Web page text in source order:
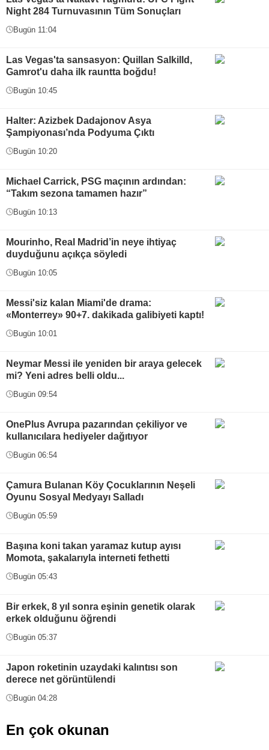
Night 284 Turnuvasının Tüm Sonuçları
Bugün 11:04
Las Vegas'ta sansasyon: Quillan Salkilld,
Gamrot'u daha ilk rauntta boğdu!
Bugün 10:45
Halter: Azizbek Dadajonov Asya
Şampiyonası’nda Podyuma Çıktı
Bugün 10:20
Michael Carrick, PSG maçının ardından:
“Takım sezona tamamen hazır”
Bugün 10:13
Mourinho, Real Madrid’in neye ihtiyaç
duyduğunu açıkça söyledi
Bugün 10:05
Messi'siz kalan Miami'de drama:
«Monterrey» 90+7. dakikada galibiyeti kaptı!
Bugün 10:01
Neymar Messi ile yeniden bir araya gelecek
mi? Yeni adres belli oldu...
Bugün 09:54
OnePlus Avrupa pazarından çekiliyor ve
kullanıcılara hediyeler dağıtıyor
Bugün 06:54
Çamura Bulanan Köy Çocuklarının Neşeli
Oyunu Sosyal Medyayı Salladı
Bugün 05:59
Başına koni takan yaramaz kutup ayısı
Momota, şakalarıyla interneti fethetti
Bugün 05:43
Bir erkek, 8 yıl sonra eşinin genetik olarak
erkek olduğunu öğrendi
Bugün 05:37
Japon roketinin uzaydaki kalıntısı son
derece net görüntülendi
Bugün 04:28
En çok okunan